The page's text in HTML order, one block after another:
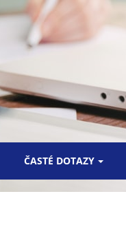
ČASTÉ DOTAZY